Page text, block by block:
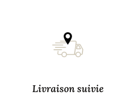
Livraison suivie